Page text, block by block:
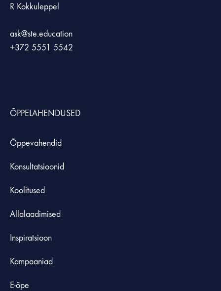
R Kokkuleppel
ask@ste.education
+372 5551 5542
ÕPPELAHENDUSED
Õppevahendid
Konsultatsioonid
Koolitused
Allalaadimised
Inspiratsioon
Kampaaniad
E-õpe